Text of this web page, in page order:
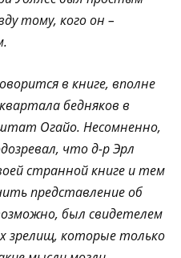
тому, кого он –
в книге, вполне
бедняков в
Огайо. Несомненно,
что д-р Эрл
странной книге и тем
представление об
был свидетелем
зрелищ, которые только